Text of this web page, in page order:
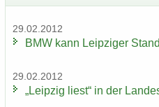
29.02.2012
BMW kann Leip­zi­ger
29.02.2012
„Leip­zig liest“ in der